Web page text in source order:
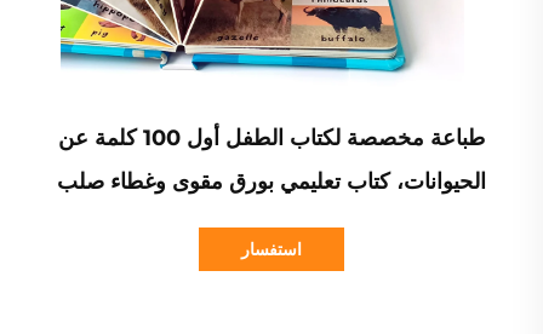
طباعة مخصصة لكتاب الطفل أول 100 كلمة عن
الحيوانات، كتاب تعليمي بورق مقوى وغطاء صلب
استفسار